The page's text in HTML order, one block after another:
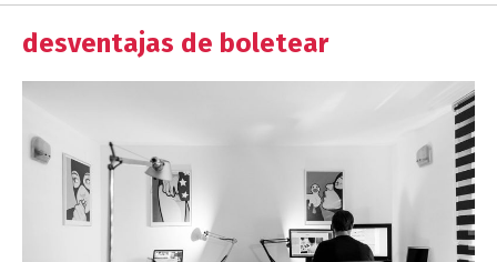
desventajas de boletear